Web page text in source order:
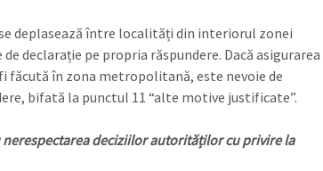
deplasează între localități din interiorul zonei
declarație pe propria răspundere. Dacă asigurarea
făcută în zona metropolitană, este nevoie de
bifată la punctul 11 “alte motive justificate”.
nerespectarea deciziilor autorităților cu privire la